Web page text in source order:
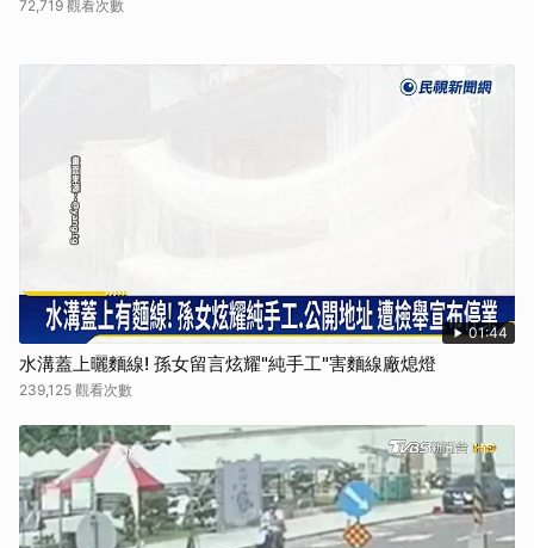
72,719 觀看次數
01:44
水溝蓋上曬麵線! 孫女留言炫耀"純手工"害麵線廠熄燈
239,125 觀看次數